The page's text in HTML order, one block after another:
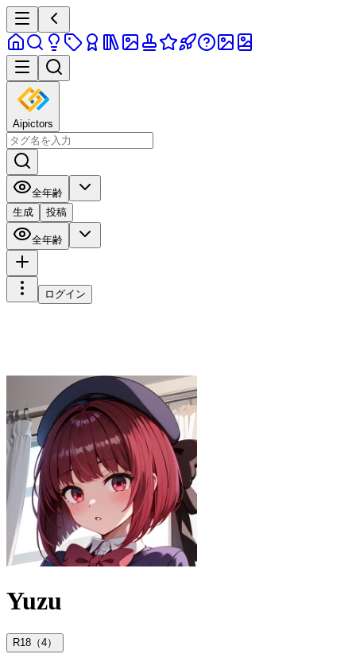
Aipictors
全年齢
生成
投稿
全年齢
ログイン
Yuzu
R18（4）